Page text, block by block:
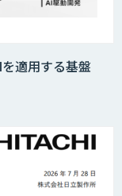
ム
AIエージェント
適用する基盤